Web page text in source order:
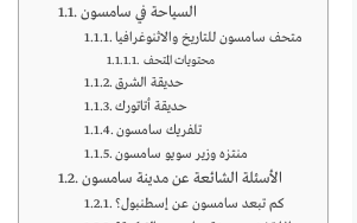
السياحة في سامسون
متحف سامسون للتاريخ والاثنوغرافيا
محتويات المتحف
حديقة الشرق
حديقة أتاتورك
تلفريك سامسون
منتزه وزير سويو سامسون
الأسئلة الشائعة عن مدينة سامسون
كم تبعد سامسون عن إسطنبول؟